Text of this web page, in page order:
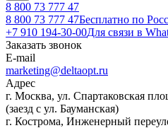
8 800 73 777 47
8 800 73 777 47Бесплатно по
+7 910 194-30-00Для связи в
Заказать звонок
E-mail
marketing@deltaopt.ru
Адрес
г. Москва, ул. Спартаковская
(заезд с ул. Бауманская)
г. Кострома, Инженерный